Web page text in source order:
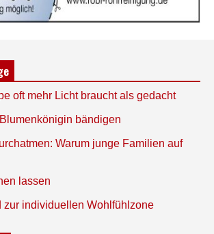
oft mehr Licht braucht als gedacht
bändigen
Warum junge Familien auf
lassen
zur individuellen Wohlfühlzone